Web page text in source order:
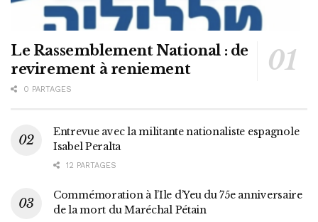
Le Rassemblement National : de
revirement à reniement
0 PARTAGES
Entrevue avec la militante nationaliste espagnole
Isabel Peralta
12 PARTAGES
Commémoration à l’Ile d’Yeu du 75e anniversaire
de la mort du Maréchal Pétain